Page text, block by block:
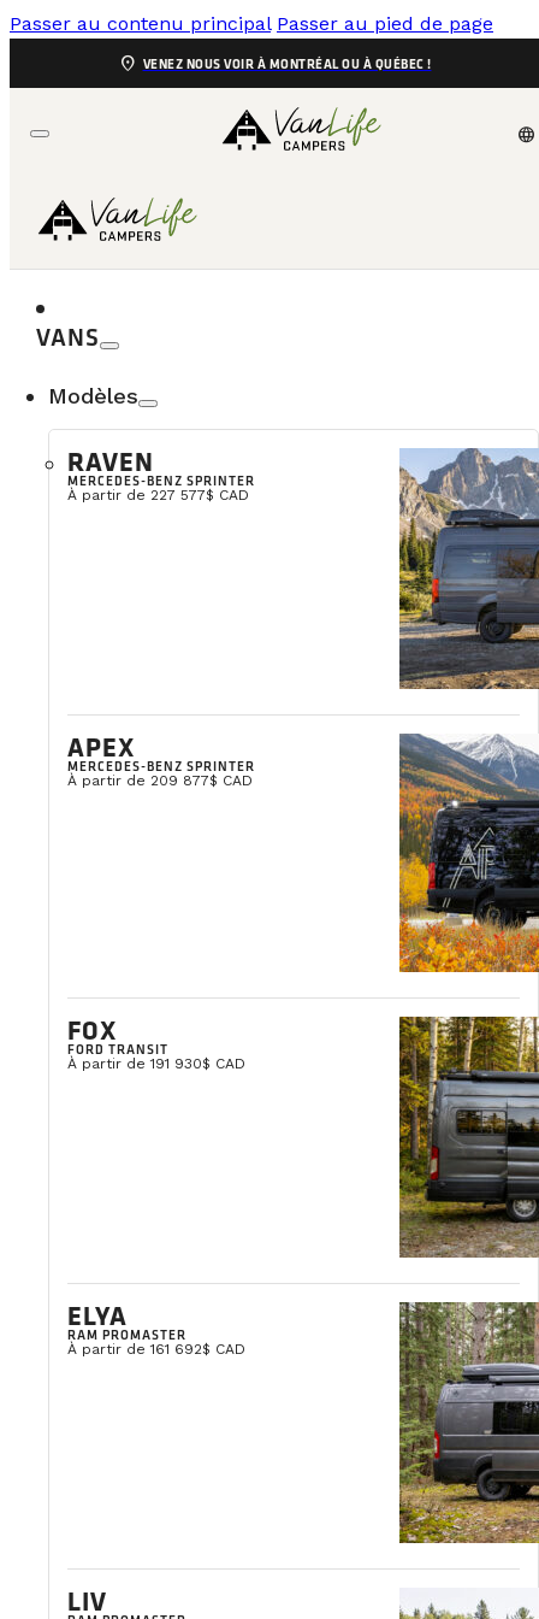
Passer au contenu principal Passer au pied de page
location_on VENEZ NOUS VOIR À MONTRÉAL OU À QUÉBEC !
language
VANS
Modèles
RAVEN
MERCEDES-BENZ SPRINTER
À partir de 227 577$ CAD
APEX
MERCEDES-BENZ SPRINTER
À partir de 209 877$ CAD
FOX
FORD TRANSIT
À partir de 191 930$ CAD
ELYA
RAM PROMASTER
À partir de 161 692$ CAD
LIV
Road trip au
Un guide
VP, Développement des affaires, Communications & Marketing